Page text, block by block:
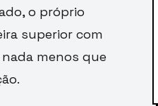
o próprio
superior com
menos que